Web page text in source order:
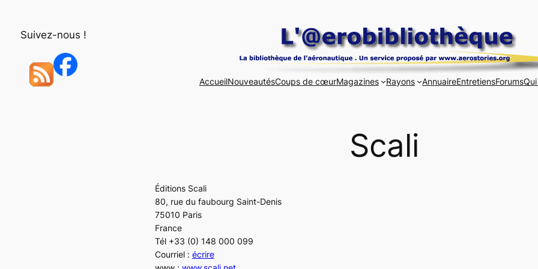
Suivez-nous !
AccueilNouveautésCoups de cœurMagazines Rayons AnnuaireEntretiensForums
Scali
Éditions Scali
80, rue du faubourg Saint-Denis
75010 Paris
France
Tél +33 (0) 148 000 099
Courriel : écrire